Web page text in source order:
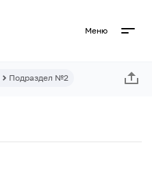
Меню
Подраздел №2